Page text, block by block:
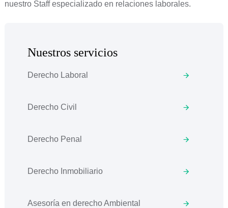
nuestro Staff especializado en relaciones laborales.
Nuestros servicios
Derecho Laboral
Derecho Civil
Derecho Penal
Derecho Inmobiliario
Asesoría en derecho Ambiental